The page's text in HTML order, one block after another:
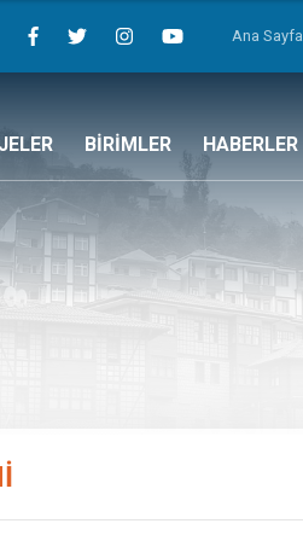
Ana Sayfa
BİRİMLER HABERLER